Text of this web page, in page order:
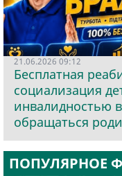
21.06.2026 09:12
Бесплатная
социализация
инвалидностью
обращаться
ПОПУЛЯРНОЕ